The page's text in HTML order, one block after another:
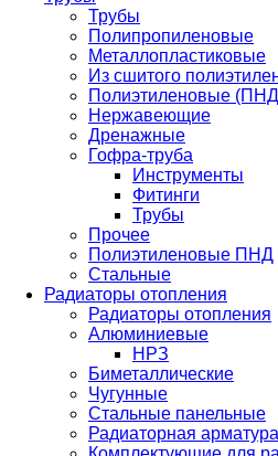
Трубы
Полипропиленовые
Металлопластиковые
Из сшитого
Полиэтиленовые
Нержавеющие
Дренажные
Гофра-труба
Инструменты
Фитинги
Трубы
Прочее
Полиэтиленовые ПНД
Стальные
Радиаторы отопления
Радиаторы отопления
Алюминиевые
НРЗ
Биметаллические
Чугунные
Стальные панельные
Радиаторная арматура